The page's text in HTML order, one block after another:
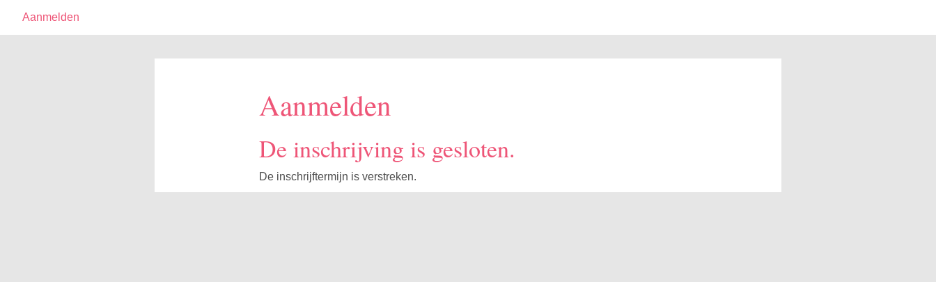
Aanmelden
Aanmelden
De inschrijving is gesloten.
De inschrijftermijn is verstreken.